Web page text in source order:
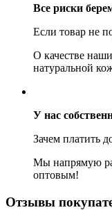
Все риски
Если товар не
О качестве
натуральной
У нас
Зачем платить
Мы напрямую
оптовым!
Отзывы